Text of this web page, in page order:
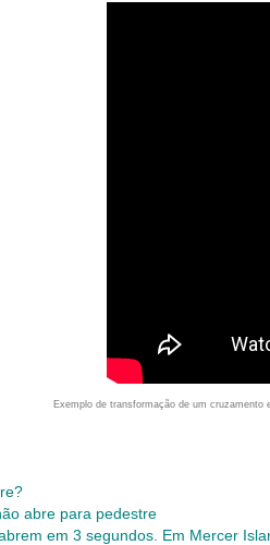
Exemplo de transformação de um
abre para pedestre
em 3 segundos. Em Mercer